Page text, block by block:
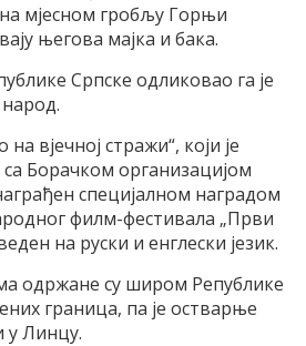
мјесном гробљу Горњи
његова мајка и бака.
Српске одликовао га је
вјечној стражи“, који је
Борачком организацијом
специјалном наградом
филм-фестивала „Први
на руски и енглески језик.
одржане су широм Републике
граница, па је остварње
у Линцу.